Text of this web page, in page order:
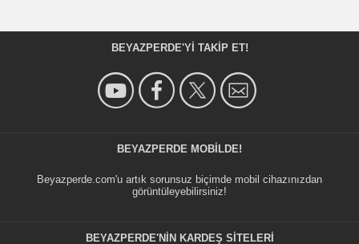
BEYAZPERDE'YI TAKIP ET!
BEYAZPERDE MOBILDE!
Beyazperde.com'u artık sorunsuz biçimde mobil cihazınızdan
görüntüleyebilirsiniz!
BEYAZPERDE'NIN KARDEŞ SİTELERİ